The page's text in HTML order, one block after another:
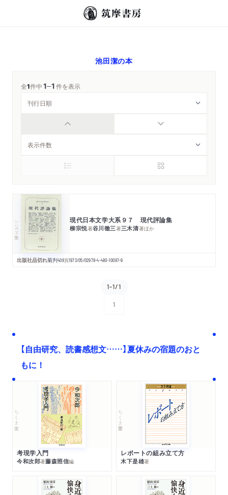
池田潔の本
全1件中1─1件を表示
シリーズ・全集 現代日本文学大系９７ 現代評論集
柳宗悦著谷川徹三著三木清著ほか
出版社品切れ菊判408頁1973/05/02978-4-480-10097-9
1-1/1
1
【自由研究、読書感想文……】夏休みの宿題のおと
もに！
ちくま文庫
考現学入門
今和次郎著藤森照信編
ちくま学芸文庫
レポートの組み立て方
木下是雄著